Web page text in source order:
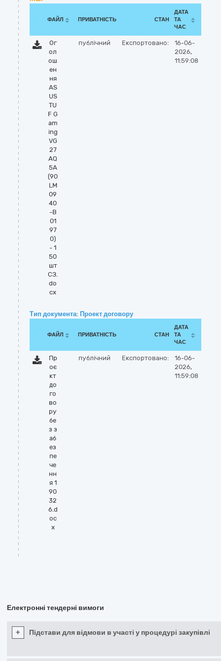
ФАЙЛ ПРИВАТНІСТЬ СТАН
ДАТА
ТА
ЧАС
Ог
ол
ош
ен
ня
AS
US
TU
F G
am
ing
VG
27
AQ
5A
(90
LM
09
40
-B
01
97
0)
- 1
50
шт
СЗ.
do
cx
публічний Експортовано:
16-06-
2026,
11:59:08
Тип документа: Проект договору
ФАЙЛ ПРИВАТНІСТЬ СТАН
ДАТА
ТА
ЧАС
Пр
оє
кт
до
го
во
ру
бе
з з
аб
ез
пе
че
нн
я 1
90
32
6.d
oc
x
публічний Експортовано:
16-06-
2026,
11:59:08
Електронні тендерні вимоги
+ Підстави для відмови в участі у процедурі закупівлі